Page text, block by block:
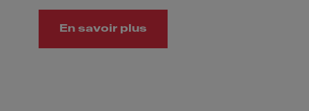
En savoir plus